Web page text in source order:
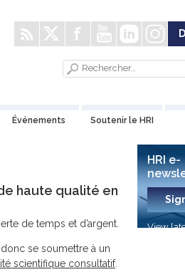
Événements Soutenir le HRI
haute qualité en
de temps et d’argent.
se soumettre à un
scientifique consultatif.
HRI e-
View